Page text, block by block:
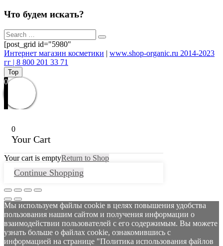
Что будем искать?
[post_grid id="5980"
Интернет магазин косметики | www.shop-organic.ru 2014-2023
гг | 8 800 201 33 71
Top
0
0
Your Cart
Your cart is emptyReturn to Shop
Continue Shopping
Мы используем файлы cookie в целях повышения удобства
пользования нашим сайтом и получения информации о
взаимодействии пользователей с его содержимым. Вы можете
узнать больше о файлах cookie, ознакомившись с
информацией на странице "Политика использования файлов